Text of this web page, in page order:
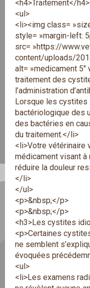
<h4>Traitement</h4>
<ul>
<li><img class=
style= »margin-left:
src= »https://
content/uploads/
alt= »medicament 5″
traitement des
l’administration
Lorsque les cystites
bactériologique des
des bactéries en
du traitement.</li>
<li>Votre vétérinaire
médicament visant
réduire la douleur
</li>
</ul>
<p>&nbsp;</p>
<p>&nbsp;</p>
<h3>Les cystites
<p>Certaines
ne semblent
évoquées
<ul>
<li>Les examens